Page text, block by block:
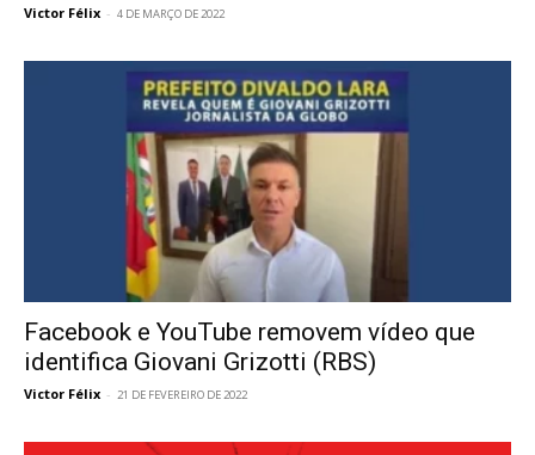
Victor Félix - 4 DE MARÇO DE 2022
Facebook e YouTube removem vídeo que
identifica Giovani Grizotti (RBS)
Victor Félix - 21 DE FEVEREIRO DE 2022